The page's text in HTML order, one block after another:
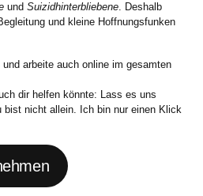
und Suizidhinterbliebene. Deshalb
und kleine Hoffnungsfunken
arbeite auch online im gesamten
dir helfen könnte: Lass es uns
bist nicht allein. Ich bin nur einen Klick